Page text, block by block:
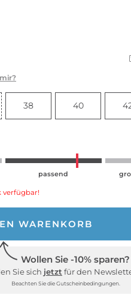
38 40
passend
verfügbar!
WARENKORB
Wollen Sie -10% sparen?
Sie sich jetzt für den
Beachten Sie die Gutscheinbedingungen.